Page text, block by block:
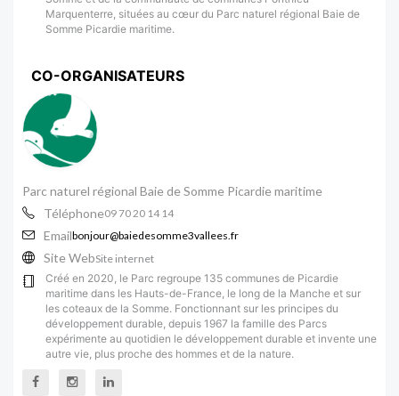
Marquenterre, situées au cœur du Parc naturel régional Baie de
Somme Picardie maritime.
CO-ORGANISATEURS
Parc naturel régional Baie de Somme Picardie maritime
Téléphone09 70 20 14 14
Emailbonjour@baiedesomme3vallees.fr
Site WebSite internet
Créé en 2020, le Parc regroupe 135 communes de Picardie
maritime dans les Hauts-de-France, le long de la Manche et sur
les coteaux de la Somme. Fonctionnant sur les principes du
développement durable, depuis 1967 la famille des Parcs
expérimente au quotidien le développement durable et invente une
autre vie, plus proche des hommes et de la nature.